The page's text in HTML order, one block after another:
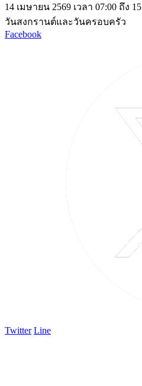
14 เมษายน 2569 เวลา 07:00 ถึง
วันสงกรานต์และวันครอบครัว
Facebook
Twitter Line